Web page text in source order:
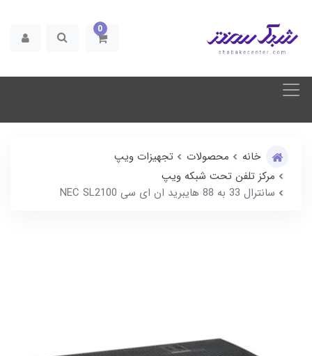
0
خانه محصولات
تجهیزات ویپ
مرکز تلفن تحت شبکه ویپ
سانترال 33 به 88 هایبرید ان ای سی NEC SL2100